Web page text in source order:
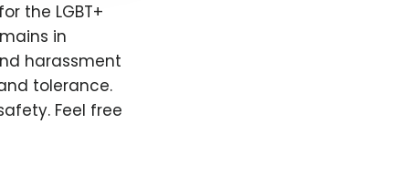
the LGBT+
in
harassment
tolerance.
Feel free